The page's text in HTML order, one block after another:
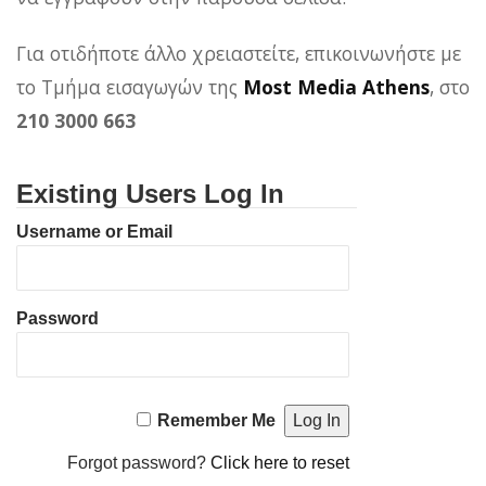
Για οτιδήποτε άλλο χρειαστείτε, επικοινωνήστε με
το Τμήμα εισαγωγών της Most Media Athens, στο
210 3000 663
Existing Users Log In
Username or Email
Password
Remember Me
Forgot password?Click here to reset